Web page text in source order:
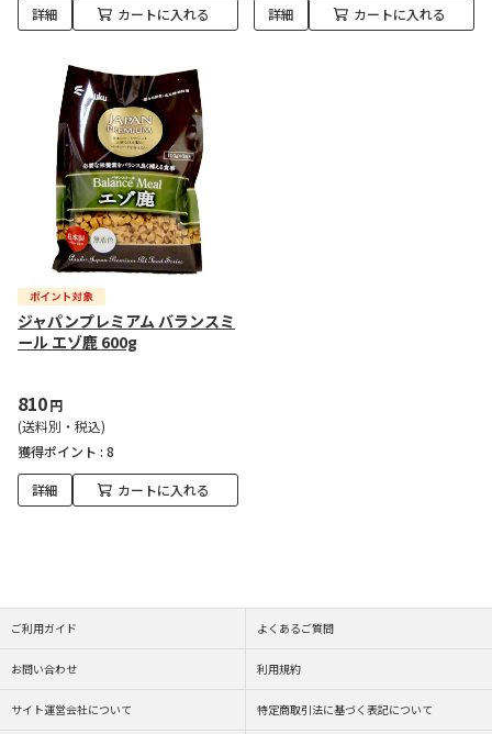
詳細 カートに入れる 詳細 カートに入れる
ジャパンプレミアム バランスミ
ール エゾ鹿 600g
810円
(送料別・税込)
獲得ポイント : 8
詳細 カートに入れる
ご利用ガイド よくあるご質問
お問い合わせ 利用規約
サイト運営会社について 特定商取引法に基づく表記について